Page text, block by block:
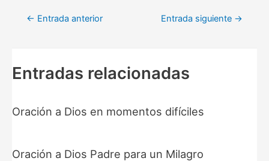
Navegación
← Entrada anterior Entrada siguiente →
Entradas relacionadas
Oración a Dios en momentos difíciles
Oración a Dios Padre para un Milagro